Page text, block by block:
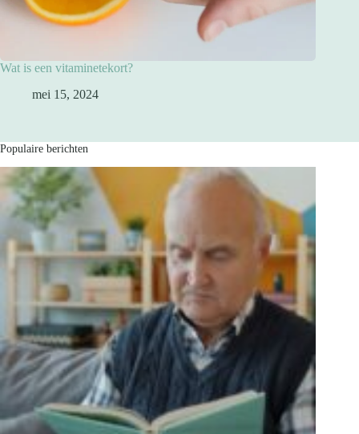
Wat is een vitaminetekort?
mei 15, 2024
Populaire berichten